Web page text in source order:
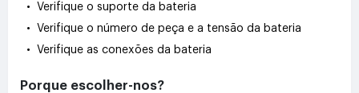
• Verifique o suporte da bateria
• Verifique o número de peça e a tensão da bateria
• Verifique as conexões da bateria
Porque escolher-nos?